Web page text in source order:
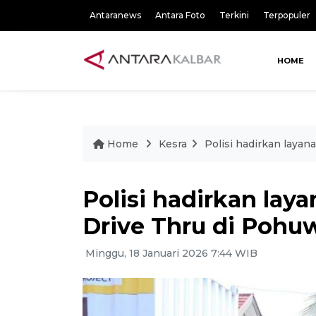
Antaranews Antara Foto Terkini Terpopuler
HOME
Home Kesra Polisi hadirkan
Polisi hadirkan
Drive Thru di
Minggu, 18 Januari 2026 7:44 WIB